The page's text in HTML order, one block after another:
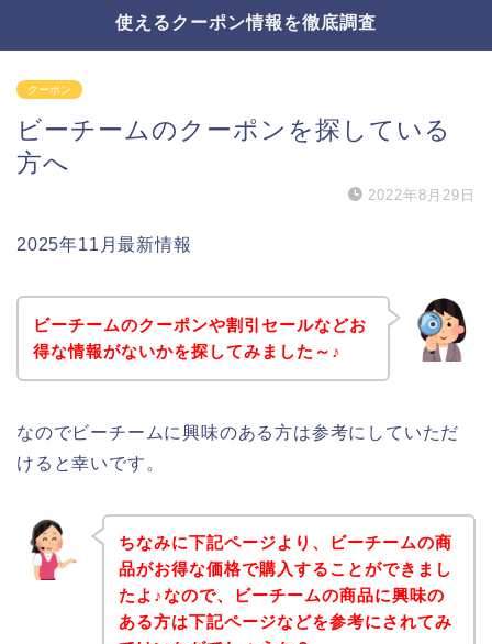
使えるクーポン情報を徹底調査
クーポン
ビーチームのクーポンを探している
方へ
2022年8月29日
2025年11月最新情報
ビーチームのクーポンや割引セールなどお
得な情報がないかを探してみました～♪
なのでビーチームに興味のある方は参考にしていただ
けると幸いです。
ちなみに下記ページより、ビーチームの商
品がお得な価格で購入することができまし
たよ♪なので、ビーチームの商品に興味の
ある方は下記ページなどを参考にされてみ